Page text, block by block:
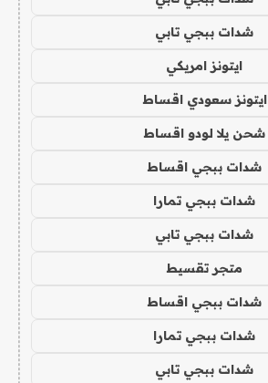
شدات ببجي تابي
ايتونز امريكي
ايتونز سعودي اقساط
شحن يلا لودو اقساط
شدات ببجي اقساط
شدات ببجي تمارا
شدات ببجي تابي
متجر تقسيط
شدات ببجي اقساط
شدات ببجي تمارا
شدات ببجي تابي